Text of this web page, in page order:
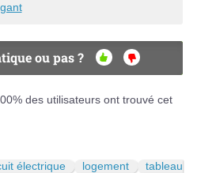
ou pas ?
OU
NO
N
% des utilisateurs ont trouvé cet
électrique logement
tableau